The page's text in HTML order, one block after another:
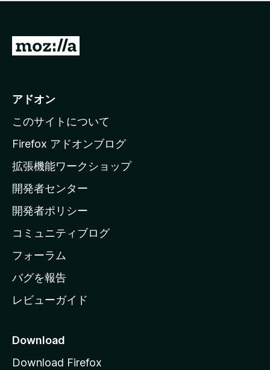
価
て
い
M
i
l
a
ホ
ー
ム
ー
ジ
へ
アドオン
このサイトについて
Firefox アドオンブログ
拡張機能ワークショップ
開発者センター
開発者ポリシー
コミュニティブログ
フォーラム
バグを報告
レビューガイド
Download
Download Firefox